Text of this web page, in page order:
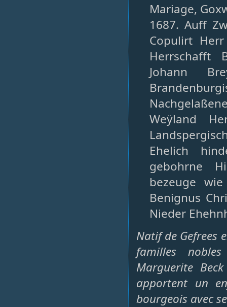
Mariage,
1687. Auff
Copulirt
Herrschafft
Johann
Weÿland
Ehelich
gebohrne
bezeuge
Benignus
Nieder
Natif de Gefrees
familles
Marguerite
apportent un
bourgeois avec